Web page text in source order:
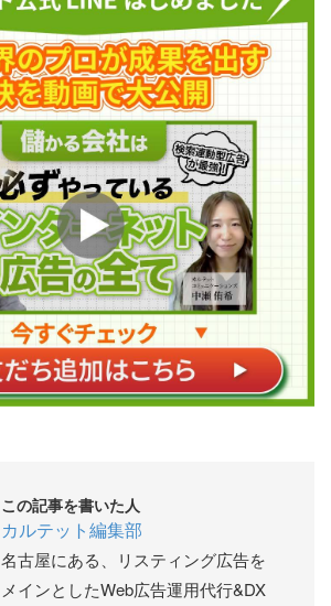
この記事を書いた人
カルテット編集部
名古屋にある、リスティング広告を
メインとしたWeb広告運用代行&DX